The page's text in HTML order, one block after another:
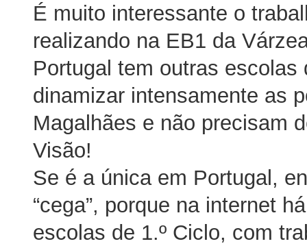
É muito interessante o
realizando na EB1 da
Portugal tem outras escolas
dinamizar intensamente as
Magalhães e não precisam
Visão!
Se é a única em Portugal,
“cega”, porque na internet
escolas de 1.º Ciclo, com